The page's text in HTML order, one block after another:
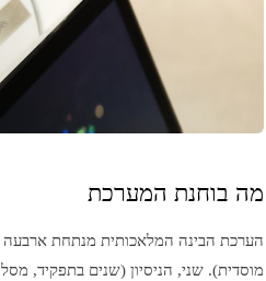
מה בוחנת המערכת
הערכת הבינה המלאכותית מנתחת ארבעה
מוסדית). שני, הניסיון (שנים בתפקיד,